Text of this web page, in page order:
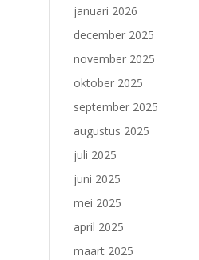
januari 2026
december 2025
november 2025
oktober 2025
september 2025
augustus 2025
juli 2025
juni 2025
mei 2025
april 2025
maart 2025